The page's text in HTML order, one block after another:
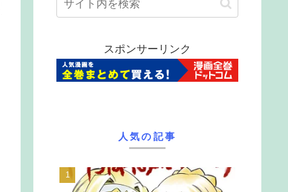
スポンサーリンク
人気の記事